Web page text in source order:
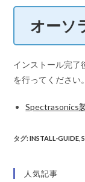
オーソ
インストール完了
を行ってください。
Spectrasonics
タグ:INSTALL-GUIDE
人気記事